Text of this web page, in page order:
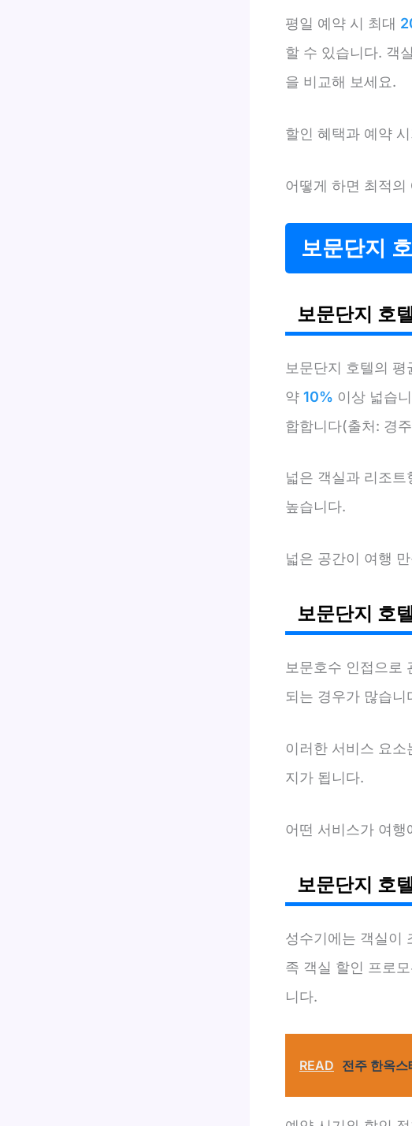
평일 예약 시 최대
할 수 있습니다. 객
을 비교해 보세요.
할인 혜택과 예약
어떻게 하면 최적
보문단지
보문단지 호
보문단지 호텔의 평
약 10% 이상 넓습
합합니다(출처: 경
넓은 객실과 리조
높습니다.
넓은 공간이 여행
보문단지 호
보문호수 인접으로
되는 경우가 많습
이러한 서비스 요
지가 됩니다.
어떤 서비스가 여
보문단지 호
성수기에는 객실이
족 객실 할인 프로
니다.
READ 전주 한옥스